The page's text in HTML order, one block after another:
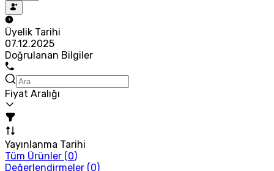
Üyelik Tarihi
07.12.2025
Doğrulanan Bilgiler
Fiyat Aralığı
Yayınlanma Tarihi
Tüm Ürünler (0)
Değerlendirmeler (0)